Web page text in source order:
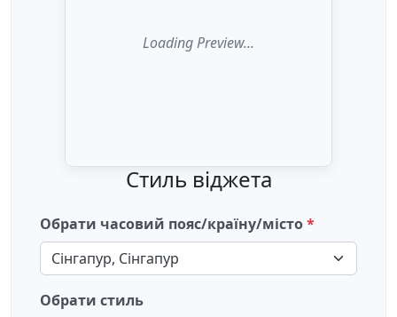
Стиль віджета
Обрати часовий пояс/країну/місто
Сінгапур, Сінгапур
Обрати стиль